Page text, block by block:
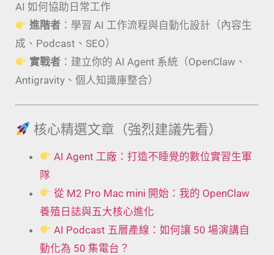
AI 如何協助日常工作
進階者 ：學習 AI 工作流程與自動化設計（內容生
成、Podcast、SEO）
實戰者 ：建立你的 AI Agent 系統（OpenClaw、
Antigravity、個人知識庫整合）
核心精選文章（強烈建議先看）
AI Agent 工廠：打造不睡覺的數位實習生軍
隊
從 M2 Pro Mac mini 開始：我的 OpenClaw
養殖日誌與五大核心進化
AI Podcast 五層產線：如何讓 50 場演講自
動化為 50 集電台？